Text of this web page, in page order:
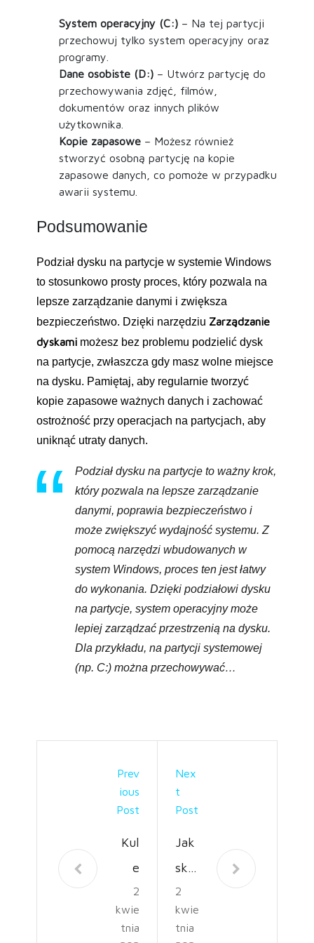
System operacyjny (C:) – Na tej partycji
przechowuj tylko system operacyjny oraz
programy.
Dane osobiste (D:) – Utwórz partycję do
przechowywania zdjęć, filmów,
dokumentów oraz innych plików
użytkownika.
Kopie zapasowe – Możesz również
stworzyć osobną partycję na kopie
zapasowe danych, co pomoże w przypadku
awarii systemu.
Podsumowanie
Podział dysku na partycje w systemie Windows
to stosunkowo prosty proces, który pozwala na
lepsze zarządzanie danymi i zwiększa
bezpieczeństwo. Dzięki narzędziu Zarządzanie
dyskami możesz bez problemu podzielić dysk
na partycje, zwłaszcza gdy masz wolne miejsce
na dysku. Pamiętaj, aby regularnie tworzyć
kopie zapasowe ważnych danych i zachować
ostrożność przy operacjach na partycjach, aby
uniknąć utraty danych.
Podział dysku na partycje to ważny krok,
który pozwala na lepsze zarządzanie
danymi, poprawia bezpieczeństwo i
może zwiększyć wydajność systemu. Z
pomocą narzędzi wbudowanych w
system Windows, proces ten jest łatwy
do wykonania. Dzięki podziałowi dysku
na partycje, system operacyjny może
lepiej zarządzać przestrzenią na dysku.
Dla przykładu, na partycji systemowej
(np. C:) można przechowywać…
Prev
Ious
Post
Kul
e
sufi
tow
2
kwie
tnia
Nex
T
Post
Jak
sko
nfig
uro
2
kwie
tnia